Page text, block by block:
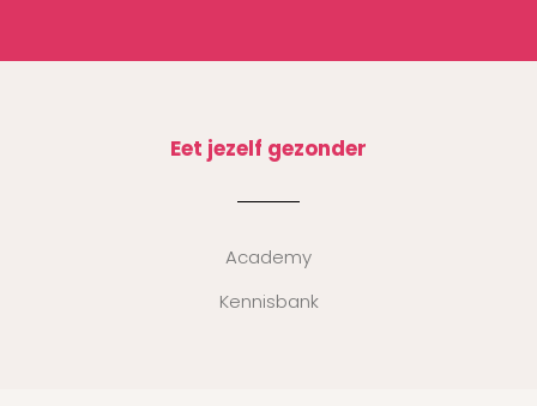
Eet jezelf gezonder
Academy
Kennisbank